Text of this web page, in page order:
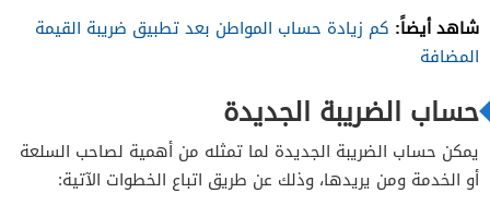
شاهد أيضاً: كم زيادة حساب المواطن بعد تطبيق ضريبة القيمة
المضافة
حساب الضريبة الجديدة
يمكن حساب الضريبة الجديدة لما تمثله من أهمية لصاحب السلعة
أو الخدمة ومن يريدها، وذلك عن طريق اتباع الخطوات الآتية: